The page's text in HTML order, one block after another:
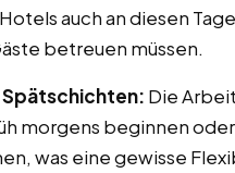
auch an diesen
betreuen müssen.
Spätschichten: Die
morgens beginnen
was eine gewisse